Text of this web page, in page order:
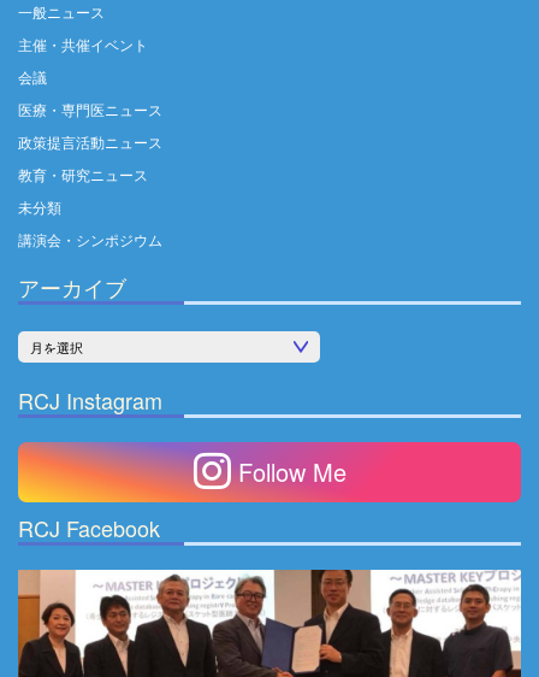
一般ニュース
主催・共催イベント
会議
医療・専門医ニュース
政策提言活動ニュース
教育・研究ニュース
未分類
講演会・シンポジウム
アーカイブ
カ
イ
ブ
RCJ Instagram
Follow Me
RCJ Facebook